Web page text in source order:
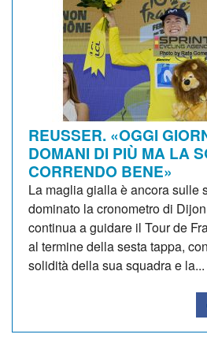
REUSSER. «OGGI
DOMANI DI PIÙ MA LA
CORRENDO BENE»
La maglia gialla è ancora sulle
dominato la cronometro di
continua a guidare il Tour de
al termine della sesta tappa,
solidità della sua squadra e la...